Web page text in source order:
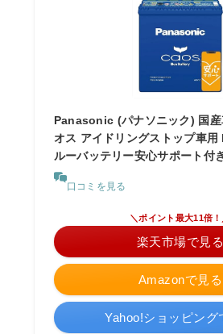
Panasonic (パナソニック) 国産
オス アイドリングストップ車
ルーバッテリー安心サポート付き
口コミを見る
Amazonで見る
＼ポイント最大11倍！
楽天市場で見る
Yahoo!ショッピング